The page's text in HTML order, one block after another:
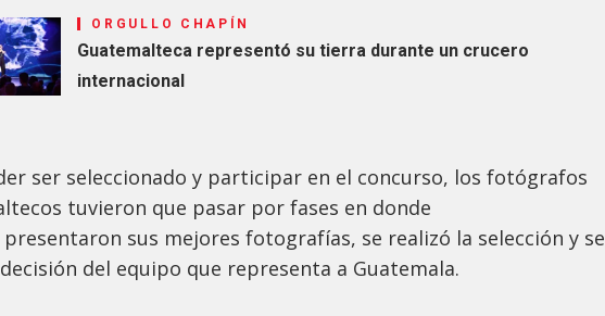
ORGULLO CHAPÍN
Guatemalteca representó su tierra durante un crucero
internacional
ser seleccionado y participar en el concurso, los fotógrafos
tuvieron que pasar por fases en donde
sus mejores fotografías, se realizó la selección y se
del equipo que representa a Guatemala.